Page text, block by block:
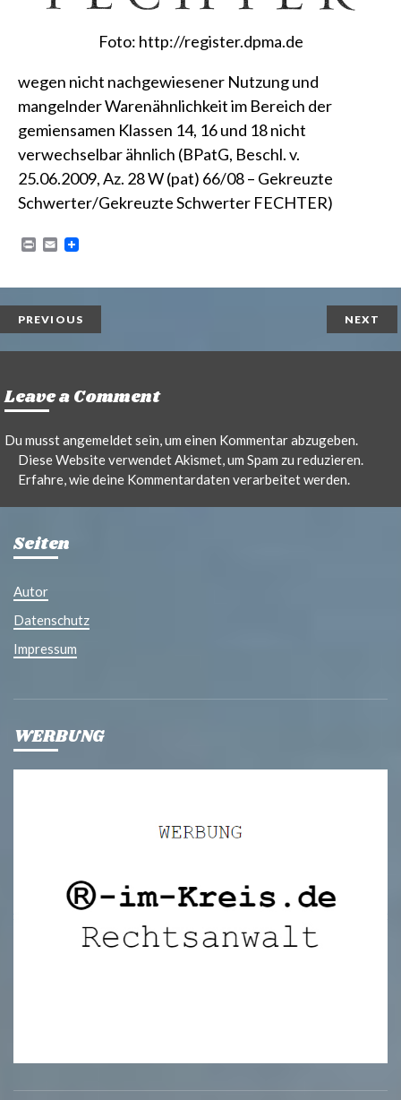
Foto: http://register.dpma.de
wegen nicht nachgewiesener Nutzung und
mangelnder Warenähnlichkeit im Bereich der
gemiensamen Klassen 14, 16 und 18 nicht
verwechselbar ähnlich (BPatG, Beschl. v.
25.06.2009, Az. 28 W (pat) 66/08 – Gekreuzte
Schwerter/Gekreuzte Schwerter FECHTER)
P
n
t
E
i
l
PREVIOUS NEXT
Leave a Comment
Du musstangemeldetsein, um einen Kommentar abzugeben.
Diese Website verwendet Akismet, um Spam zu reduzieren.
Erfahre, wie deine Kommentardaten verarbeitet werden.
Seiten
Autor
Datenschutz
Impressum
WERBUNG